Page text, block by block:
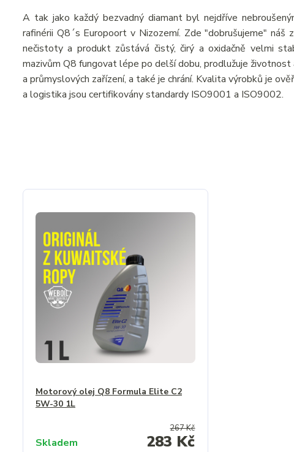
A tak jako každý bezvadný diamant byl nejdříve
rafinérii Q8´s Europoort v Nizozemí. Zde "dobrušujeme"
nečistoty a produkt zůstává čistý, čirý a oxidačně velmi
mazivům Q8 fungovat lépe po delší dobu, prodlužuje
a průmyslových zařízení, a také je chrání. Kvalita výrobků je
a logistika jsou certifikovány standardy ISO9001 a ISO9002.
Motorový olej Q8 Formula Elite C2
5W-30 1L
267 Kč
283 Kč
Skladem